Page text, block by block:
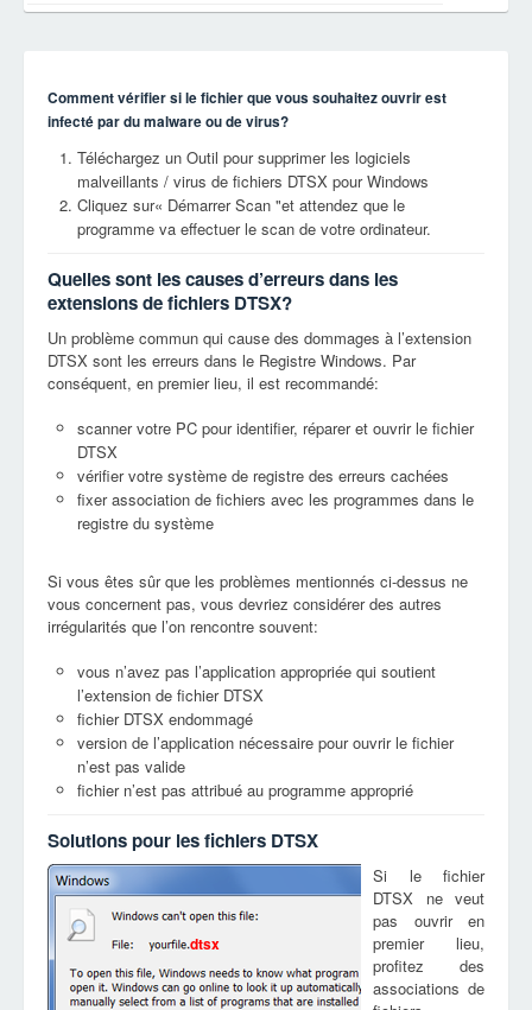
Comment vérifier si le fichier que vous souhaitez ouvrir est
infecté par du malware ou de virus?
Téléchargez un Outil pour supprimer les logiciels
malveillants / virus de fichiers DTSX pour Windows
Cliquez sur« Démarrer Scan "et attendez que le
programme va effectuer le scan de votre ordinateur.
Quelles sont les causes d’erreurs dans les
extensions de fichiers DTSX?
Un problème commun qui cause des dommages à l’extension
DTSX sont les erreurs dans le Registre Windows. Par
conséquent, en premier lieu, il est recommandé:
scanner votre PC pour identifier, réparer et ouvrir le fichier
DTSX
vérifier votre système de registre des erreurs cachées
fixer association de fichiers avec les programmes dans le
registre du système
Si vous êtes sûr que les problèmes mentionnés ci-dessus ne
vous concernent pas, vous devriez considérer des autres
irrégularités que l’on rencontre souvent:
vous n’avez pas l’application appropriée qui soutient
l’extension de fichier DTSX
fichier DTSX endommagé
version de l’application nécessaire pour ouvrir le fichier
n’est pas valide
fichier n’est pas attribué au programme approprié
Solutions pour les fichiers DTSX
dtsx
Si le fichier
DTSX ne veut
pas ouvrir en
premier lieu,
profitez des
associations de